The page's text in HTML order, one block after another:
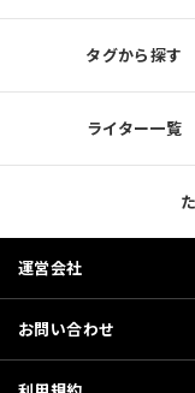
タグから探す
ライター一覧
運営会社
お問い合わせ